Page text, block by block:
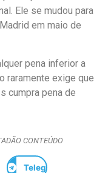
Ele se mudou para
em maio de
pena inferior a
raramente exige que
cumpra pena de
CONTEÚDO
Telegram